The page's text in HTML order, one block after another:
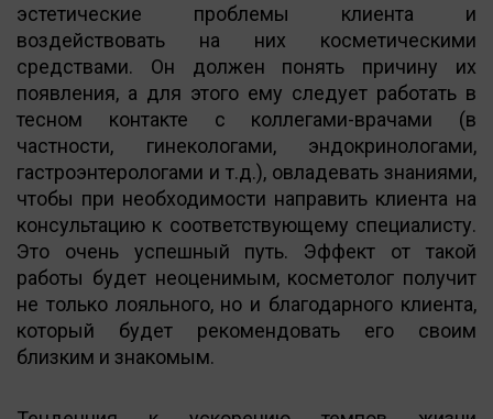
эстетические проблемы клиента и
воздействовать на них косметическими
средствами. Он должен понять причину их
появления, а для этого ему следует работать в
тесном контакте с коллегами-врачами (в
частности, гинекологами, эндокринологами,
гастроэнтерологами и т.д.), овладевать знаниями,
чтобы при необходимости направить клиента на
консультацию к соответствующему специалисту.
Это очень успешный путь. Эффект от такой
работы будет неоценимым, косметолог получит
не только лояльного, но и благодарного клиента,
который будет рекомендовать его своим
близким и знакомым.